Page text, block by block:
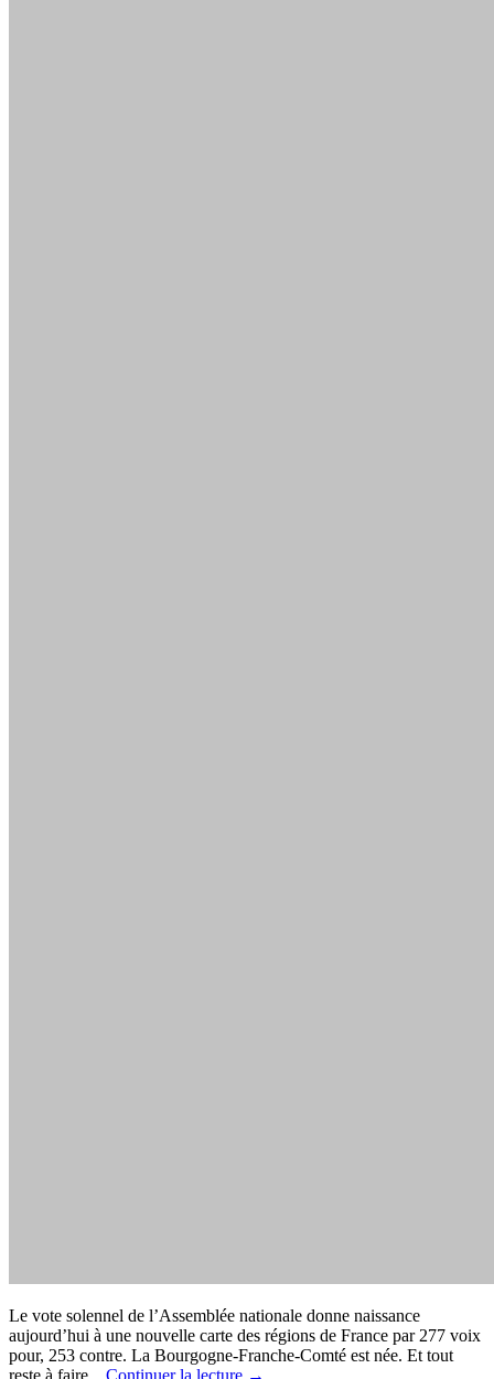
Le vote solennel de l’Assemblée nationale donne naissance
aujourd’hui à une nouvelle carte des régions de France par 277 voix
pour, 253 contre. La Bourgogne-Franche-Comté est née. Et tout
reste à faire . Continuer la lecture →